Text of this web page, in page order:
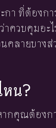
า ที่ต้องกา
ควบคุมอะ
คลายบาง
หน?
คุณต้องกา